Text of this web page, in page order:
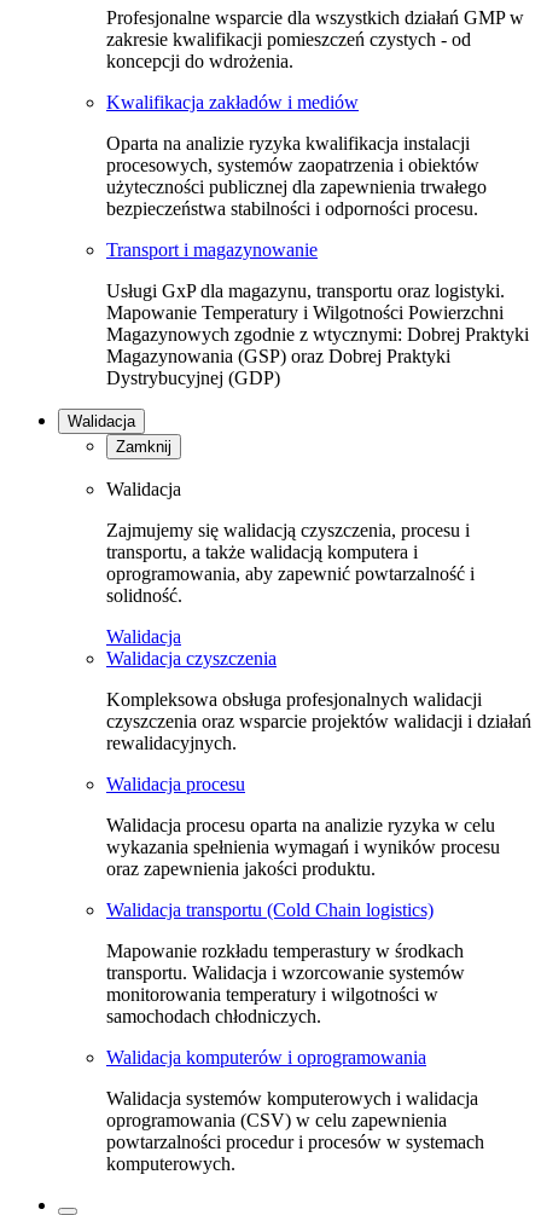
Profesjonalne wsparcie dla wszystkich działań GMP w
zakresie kwalifikacji pomieszczeń czystych - od
koncepcji do wdrożenia.
Kwalifikacja zakładów i mediów
Oparta na analizie ryzyka kwalifikacja instalacji
procesowych, systemów zaopatrzenia i obiektów
użyteczności publicznej dla zapewnienia trwałego
bezpieczeństwa stabilności i odporności procesu.
Transport i magazynowanie
Usługi GxP dla magazynu, transportu oraz logistyki.
Mapowanie Temperatury i Wilgotności Powierzchni
Magazynowych zgodnie z wtycznymi: Dobrej Praktyki
Magazynowania (GSP) oraz Dobrej Praktyki
Dystrybucyjnej (GDP)
Walidacja
Zamknij
Walidacja
Zajmujemy się walidacją czyszczenia, procesu i
transportu, a także walidacją komputera i
oprogramowania, aby zapewnić powtarzalność i
solidność.
Walidacja
Walidacja czyszczenia
Kompleksowa obsługa profesjonalnych walidacji
czyszczenia oraz wsparcie projektów walidacji i działań
rewalidacyjnych.
Walidacja procesu
Walidacja procesu oparta na analizie ryzyka w celu
wykazania spełnienia wymagań i wyników procesu
oraz zapewnienia jakości produktu.
Walidacja transportu (Cold Chain logistics)
Mapowanie rozkładu temperastury w środkach
transportu. Walidacja i wzorcowanie systemów
monitorowania temperatury i wilgotności w
samochodach chłodniczych.
Walidacja komputerów i oprogramowania
Walidacja systemów komputerowych i walidacja
oprogramowania (CSV) w celu zapewnienia
powtarzalności procedur i procesów w systemach
komputerowych.